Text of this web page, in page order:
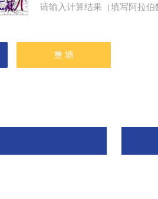
请输入计算结果（填写阿拉